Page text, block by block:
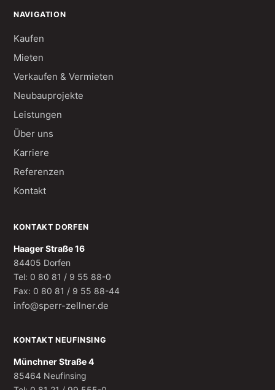
NAVIGATION
Kaufen
Mieten
Verkaufen & Vermieten
Neubauprojekte
Leistungen
Über uns
Karriere
Referenzen
Kontakt
KONTAKT DORFEN
Haager Straße 16
84405 Dorfen
Tel: 0 80 81 / 9 55 88-0
Fax: 0 80 81 / 9 55 88-44
info@sperr-zellner.de
KONTAKT NEUFINSING
Münchner Straße 4
85464 Neufinsing